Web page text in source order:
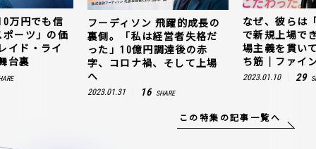
万円でも信
ーツ」の価
イド・ライ
台裏
フーディソン 飛躍的成長の
裏側。「私は経営者失格だ
った」10億円調達後の赤
字、コロナ禍、そして上場
へ
2023.01.31 16 SHARE
なぜ、彼らは
で新規上場で
場主義を貫い
ち筋｜ファイ
2023.01.10 29
この特集の記事一覧へ